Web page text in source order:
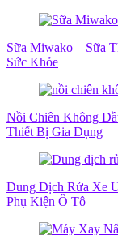
Sữa Miwako – Sữa
Sức Khỏe
Nồi Chiên Không
Thiết Bị Gia Dụng
Dung Dịch Rửa Xe
Phụ Kiện Ô Tô